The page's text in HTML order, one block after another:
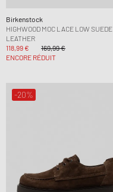
Birkenstock
HIGHWOOD MOC LACE LOW SUEDE
LEATHER
118,99 €
169,99 €
ENCORE RÉDUIT
-20%